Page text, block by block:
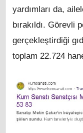
yardımları da,
bırakıldı. Görevli
gerçekleştirdiği
toplam 22.724